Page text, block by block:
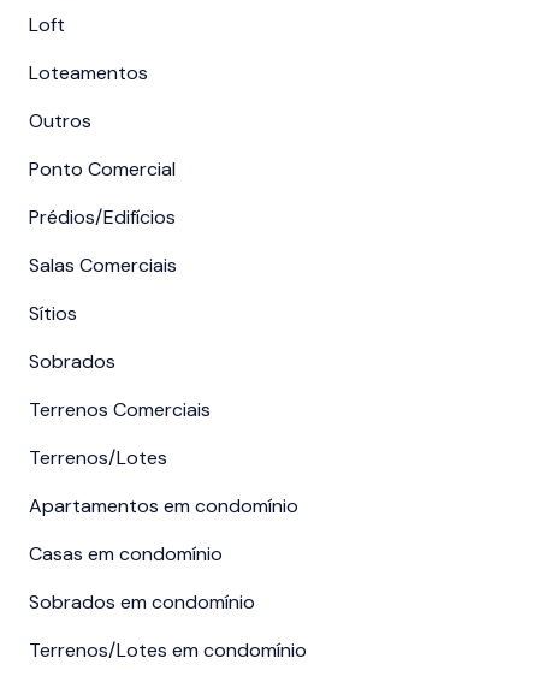
Loft
Loteamentos
Outros
Ponto Comercial
Prédios/Edifícios
Salas Comerciais
Sítios
Sobrados
Terrenos Comerciais
Terrenos/Lotes
Apartamentos em condomínio
Casas em condomínio
Sobrados em condomínio
Terrenos/Lotes em condomínio